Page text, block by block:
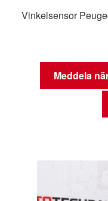
Vinkelsensor
Meddela